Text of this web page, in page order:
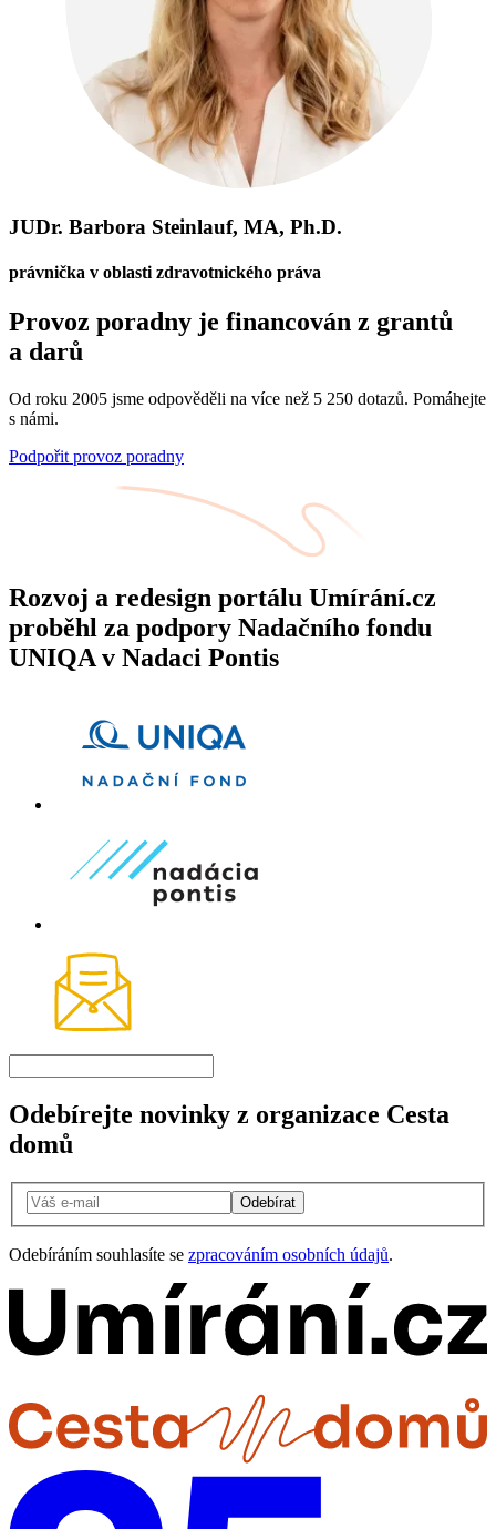
JUDr. Barbora Steinlauf, MA, Ph.D.
právnička v oblasti zdravotnického práva
Provoz poradny je financován z grantů
a darů
Od roku 2005 jsme odpověděli na více než 5 250 dotazů. Pomáhejte
s námi.
Podpořit provoz poradny
Rozvoj a redesign portálu Umírání.cz
proběhl za podpory Nadačního fondu
UNIQA v Nadaci Pontis
Odebírejte novinky z organizace Cesta
domů
Odebírat
Odebíráním souhlasíte se zpracováním osobních údajů.